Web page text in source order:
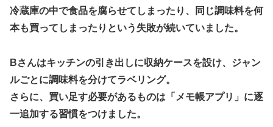
冷蔵庫の中で食品を腐らせてしまったり、同じ調味料を何
本も買ってしまったりという失敗が続いていました。
Bさんはキッチンの引き出しに収納ケースを設け、ジャン
ルごとに調味料を分けてラベリング。
さらに、買い足す必要があるものは「メモ帳アプリ」に逐
一追加する習慣をつけました。